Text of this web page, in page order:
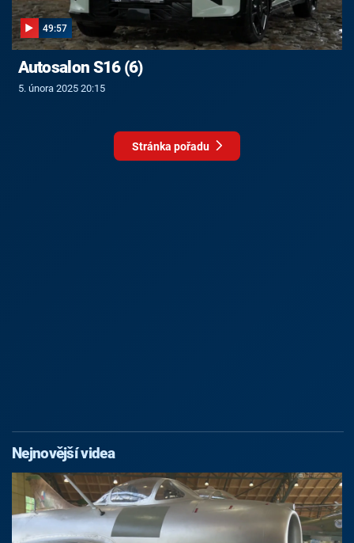
49:57
Autosalon S16 (6)
5. února 2025 20:15
Stránka pořadu
Nejnovější videa